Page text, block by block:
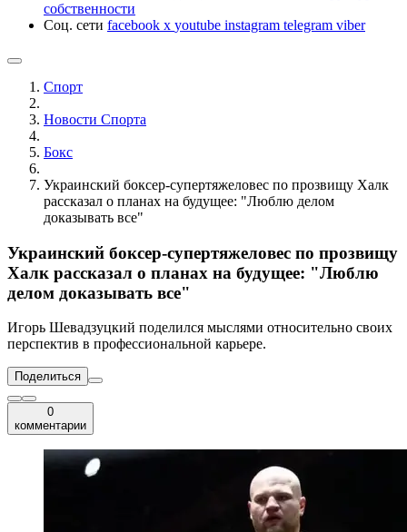
собственности
Соц. сети facebook x youtube instagram telegram viber
Спорт
Новости Cпорта
Бокс
Украинский боксер-супертяжеловес по прозвищу Халк
рассказал о планах на будущее: "Люблю делом
доказывать все"
Украинский боксер-супертяжеловес по прозвищу
Халк рассказал о планах на будущее: "Люблю
делом доказывать все"
Игорь Шевадзуцкий поделился мыслями относительно своих
перспектив в профессиональной карьере.
Поделиться
0
комментарии